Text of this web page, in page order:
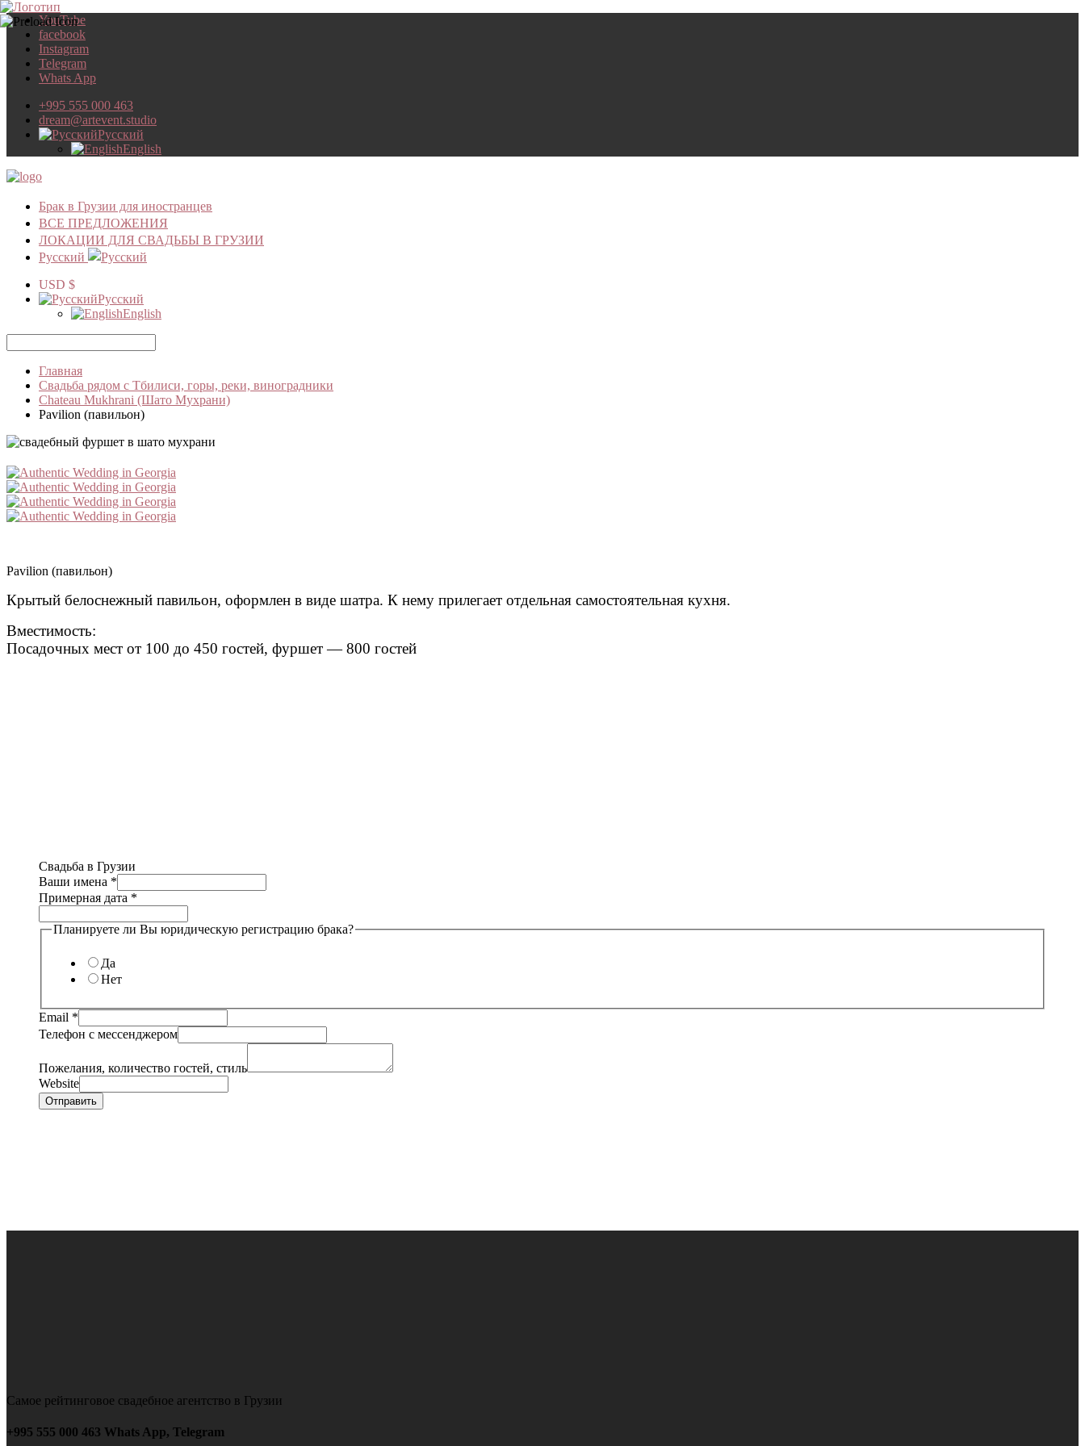
YouTube
facebook
Instagram
Telegram
Whats App
+995 555 000 463
dream@artevent.studio
Русский
English
Брак в Грузии для иностранцев
ВСЕ ПРЕДЛОЖЕНИЯ
ЛОКАЦИИ ДЛЯ СВАДЬБЫ В ГРУЗИИ
Русский
USD $
Русский
English
Главная
Свадьба рядом с Тбилиси, горы, реки, виноградники
Chateau Mukhrani (Шато Мухрани)
Pavilion (павильон)
Pavilion (павильон)
Крытый белоснежный павильон, оформлен в виде шатра. К нему прилегает отдельная самостоятельная кухня.
Вместимость:
Посадочных мест от 100 до 450 гостей, фуршет — 800 гостей
Свадьба в Грузии
Ваши имена *
Примерная дата *
Планируете ли Вы юридическую регистрацию брака?
Да
Нет
Email *
Телефон с мессенджером
Пожелания, количество гостей, стиль
Website
Отправить
Самое рейтинговое свадебное агентство в Грузии
+995 555 000 463 Whats App, Telegram